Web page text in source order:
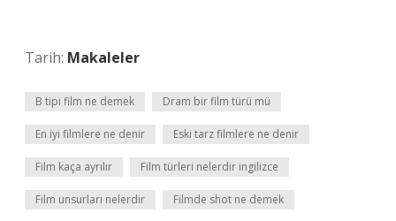
Tarih: Makaleler
B tipi film ne demek Dram bir film türü mü
En iyi filmlere ne denir Eski tarz filmlere ne denir
Film kaça ayrılır Film türleri nelerdir ingilizce
Film unsurları nelerdir Filmde shot ne demek